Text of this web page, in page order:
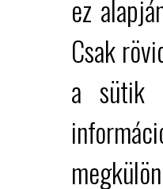
ez
Csak
a sütik